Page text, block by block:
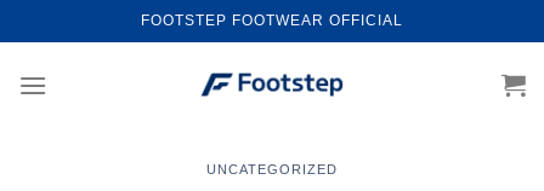
to
content
FOOTSTEP FOOTWEAR OFFICIAL
UNCATEGORIZED